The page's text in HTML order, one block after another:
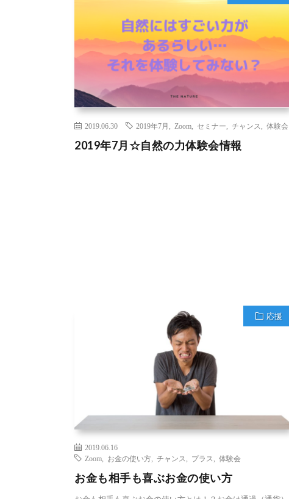
2019.06.30 2019年7月 Zoom セミナー チャンス 体験会
2019年7月☆自然の力体験会情報
応援
2019.06.16
Zoom
お金の使い方 チャンス プラス 体験会
お金も相手も喜ぶお金の使い方